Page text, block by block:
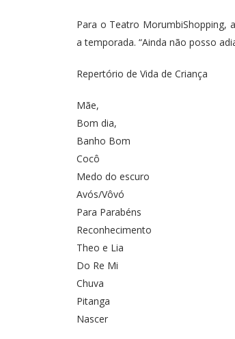
Para o Teatro MorumbiShopping,
a temporada. “Ainda não posso
Repertório de Vida de Criança
Mãe,
Bom dia,
Banho Bom
Cocô
Medo do escuro
Avós/Vôvó
Para Parabéns
Reconhecimento
Theo e Lia
Do Re Mi
Chuva
Pitanga
Nascer